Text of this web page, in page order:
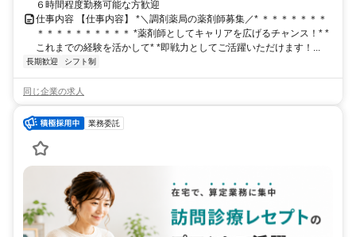
６時間程度勤務可能な方歓迎
仕事内容 【仕事内容】 *＼調剤薬局の薬剤師募集／* ＊＊＊＊＊＊＊
＊＊＊＊＊＊＊＊＊＊ *薬剤師としてキャリアを広げるチャンス！* *
これまでの経験を活かして* *即戦力としてご活躍いただけます！...
長期歓迎 シフト制
同じ企業の求人
業務委託